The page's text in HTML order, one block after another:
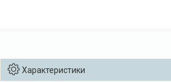
Характеристики